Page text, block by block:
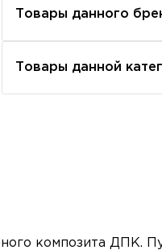
Товары данного
Товары данной
композита ДПК.